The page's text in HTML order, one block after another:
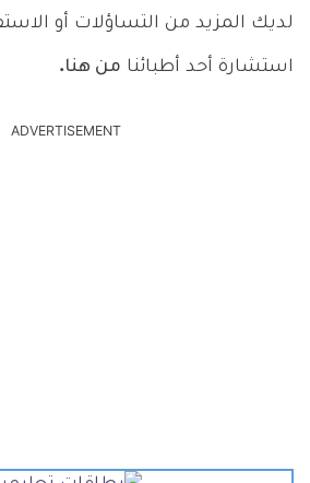
لديك المزيد من التساؤلات أو
استشارة أحد أطبائنا من هنا.
ADVERTISEMENT